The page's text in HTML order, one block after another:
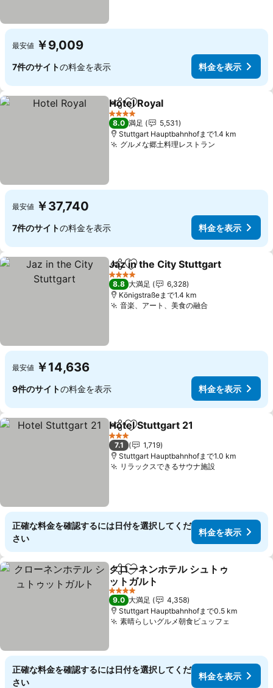
最安値 ￥9,009
7件のサイトの料金を表示 料金を表示
シェアお気に入りに追加
Hotel Royal
4 ホテルのランク
8.0 満足
5,531
Stuttgart Hauptbahnhofまで1.4 km
グルメな郷土料理レストラン
最安値 ￥37,740
7件のサイトの料金を表示 料金を表示
シェアお気に入りに追加
Jaz in the City Stuttgart
4 ホテルのランク
8.8 大満足
6,328
Königstraßeまで1.4 km
音楽、アート、美食の融合料金を表示
最安値 ￥14,636
9件のサイトの料金を表示 料金を表示
シェアお気に入りに追加
Hotel Stuttgart 21
3 ホテルのランク
7.1
1,719
Stuttgart Hauptbahnhofまで1.0 km
リラックスできるサウナ施設料金を表示
正確な料金を確認するには日付を選択してくだ
さい
料金を表示
シェアお気に入りに追加
クローネンホテル シュトゥ
ットガルト
料金を表示
4 ホテルのランク
9.0 大満足
4,358
Stuttgart Hauptbahnhofまで0.5 km
素晴らしいグルメ朝食ビュッフェ
正確な料金を確認するには日付を選択してくだ
さい
料金を表示